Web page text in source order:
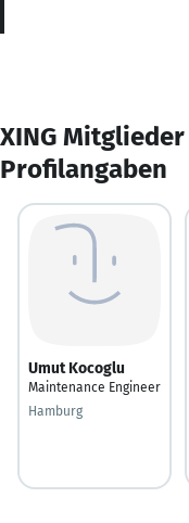
XING
Profilangaben
Umut Kocoglu
Maintenance Engineer
Hamburg